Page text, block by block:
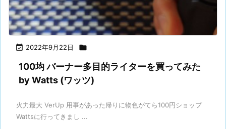
 2022年9月22日 
100均 バーナー多目的ライターを買ってみた
by Watts (ワッツ)
火力最大 VerUp 用事があった帰りに物色がてら100円ショップ
Wattsに行ってきまし ...